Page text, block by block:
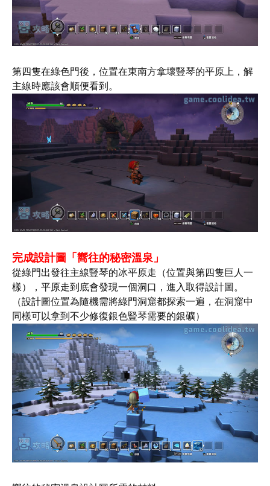
第四隻在綠色門後，位置在東南方拿壞豎琴的平原上，解
主線時應該會順便看到。
完成設計圖「嚮往的秘密溫泉」
從綠門出發往主線豎琴的冰平原走（位置與第四隻巨人一
樣），平原走到底會發現一個洞口，進入取得設計圖。
（設計圖位置為隨機需將綠門洞窟都探索一遍，在洞窟中
同樣可以拿到不少修復銀色豎琴需要的銀礦）